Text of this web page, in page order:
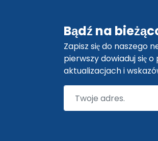
Bądź na
Zapisz się do naszego
pierwszy dowiaduj się
aktualizacjach i